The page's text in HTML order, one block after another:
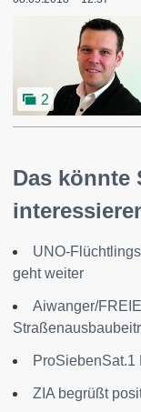
2
Das könnte
UNO-
geht weiter
Aiwanger/
ZIA begrüßt